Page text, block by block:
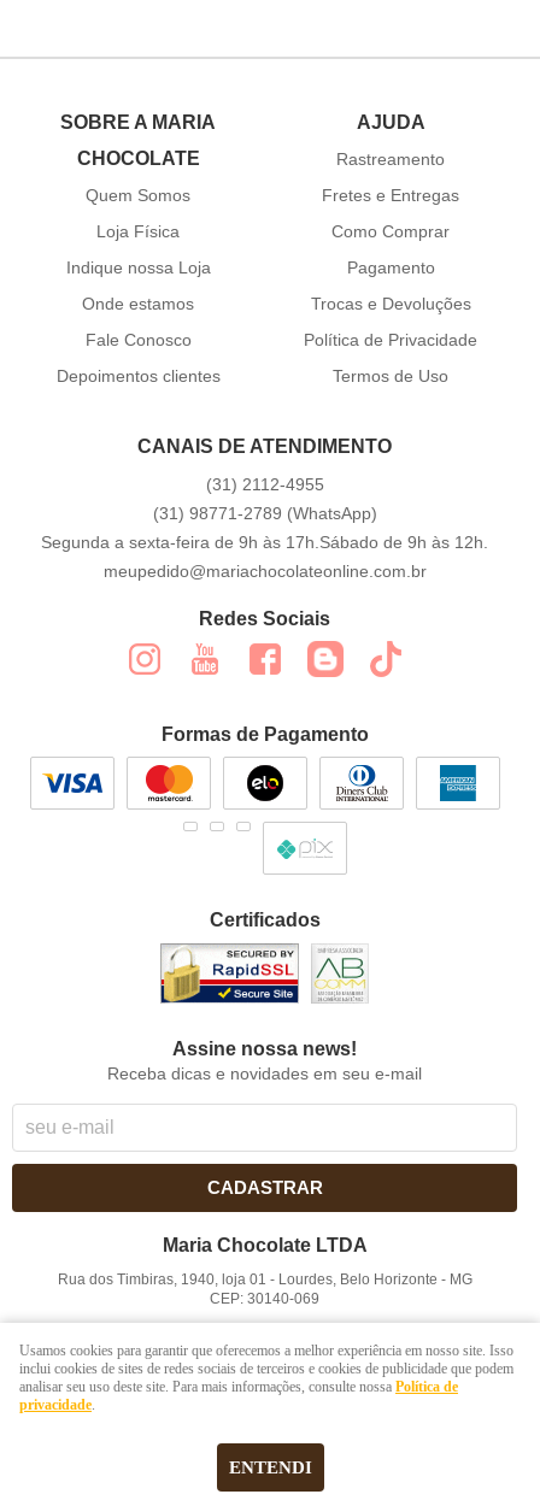
SOBRE A MARIA
CHOCOLATE
Quem Somos
Loja Física
Indique nossa Loja
Onde estamos
Fale Conosco
Depoimentos clientes
AJUDA
Rastreamento
Fretes e Entregas
Como Comprar
Pagamento
Trocas e Devoluções
Política de Privacidade
Termos de Uso
CANAIS DE ATENDIMENTO
(31) 2112-4955
(31) 98771-2789 (WhatsApp)
Segunda a sexta-feira de 9h às 17h.Sábado de 9h às 12h.
meupedido@mariachocolateonline.com.br
Redes Sociais
Formas de Pagamento
Certificados
Assine nossa news!
Receba dicas e novidades em seu e-mail
CADASTRAR
Maria Chocolate LTDA
Rua dos Timbiras, 1940, loja 01 - Lourdes, Belo Horizonte - MG
CEP: 30140-069
LOJA VIRTUAL CRIADA POR
Usamos cookies para garantir que oferecemos a melhor experiência em nosso site. Isso
inclui cookies de sites de redes sociais de terceiros e cookies de publicidade que podem
analisar seu uso deste site. Para mais informações, consulte nossa Política de
privacidade.
ENTENDI